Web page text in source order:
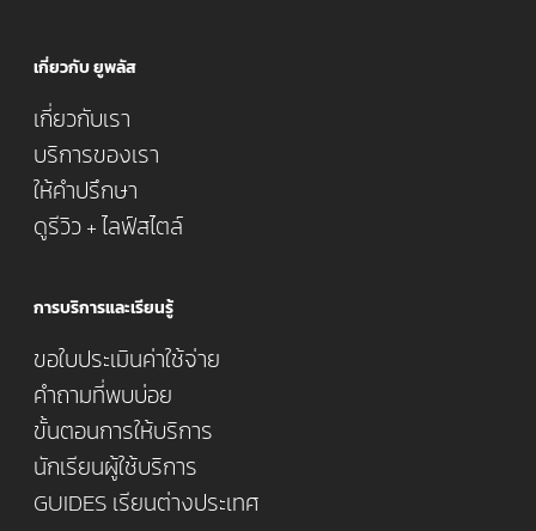
เกี่ยวกับ ยูพลัส
เกี่ยวกับเรา
บริการของเรา
ให้คำปรึกษา
ดูรีวิว + ไลฟ์สไตล์
การบริการและเรียนรู้
ขอใบประเมินค่าใช้จ่าย
คำถามที่พบบ่อย
ขั้นตอนการให้บริการ
นักเรียนผู้ใช้บริการ
GUIDES เรียนต่างประเทศ